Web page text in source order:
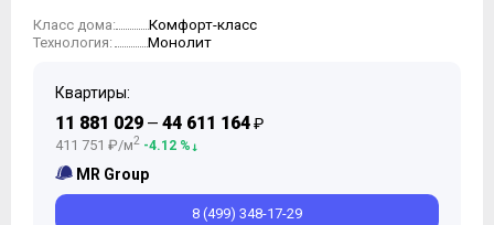
Класс дома: Комфорт-класс
Технология: Монолит
Квартиры:
11 881 029 — 44 611 164₽
411 751 ₽/м2 -4.12 %
MR Group
8 (499) 348-17-29